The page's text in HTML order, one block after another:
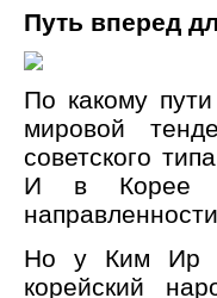
Путь вперед
По какому
мировой
советского
И в Корее
Но у Ким Ир
корейский